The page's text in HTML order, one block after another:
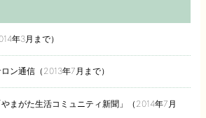
年3月まで）
ン通信（2013年7月まで）
まがた生活コミュニティ新聞」（2014年7月